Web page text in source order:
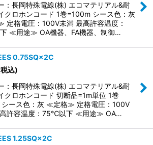
：長岡特殊電線(株) エコマテリアル&耐
クロホンコード 1巻=100m シース色：灰
格電圧：100V未満 最高許容温度：
≪用途≫ OA機器、FA機器、制御…
0.75SQ×2C
込)
：長岡特殊電線(株) エコマテリアル&耐
クロホンコード 切断品=1m単位 1巻
シース色：灰 ≪定格≫ 定格電圧：100V
許容温度：75℃以下 ≪用途≫ OA…
1.25SQ×2C